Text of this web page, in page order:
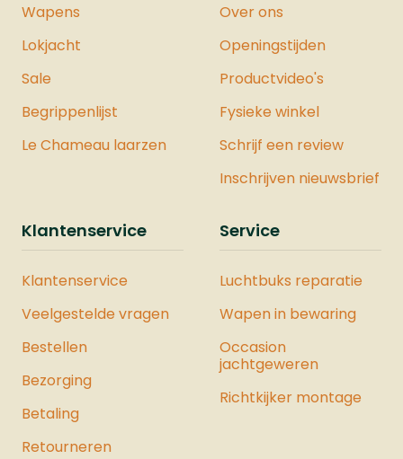
Wapens
Lokjacht
Sale
Begrippenlijst
Le Chameau laarzen
Over ons
Openingstijden
Productvideo's
Fysieke winkel
Schrijf een review
Inschrijven nieuwsbrief
Klantenservice
Klantenservice
Veelgestelde vragen
Bestellen
Bezorging
Betaling
Retourneren
Service
Luchtbuks reparatie
Wapen in bewaring
Occasion
jachtgeweren
Richtkijker montage